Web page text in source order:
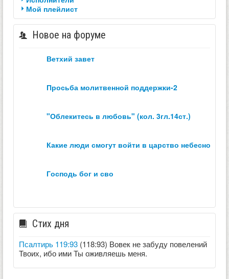
Мой плейлист
Новое на форуме
ветхий завет
просьба молитвенной поддержки-2
"облекитесь в любовь" (кол. 3гл.14ст.)
какие люди смогут войти в царство небесное？
господь бог и сво
Стих дня
Псалтирь 119:93 (118:93) Вовек не забуду повелений
Твоих, ибо ими Ты оживляешь меня.